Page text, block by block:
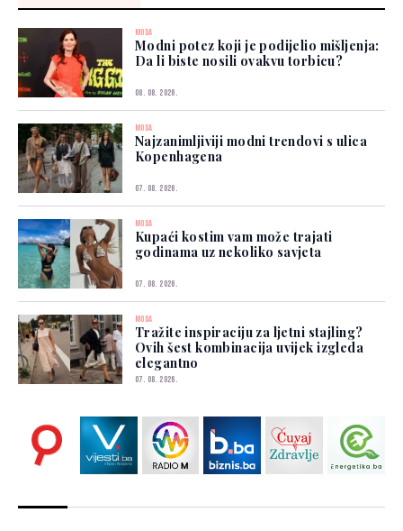
MODA
Modni potez koji je podijelio mišljenja:
Da li biste nosili ovakvu torbicu?
08. 08. 2026.
MODA
Najzanimljiviji modni trendovi s ulica
Kopenhagena
07. 08. 2026.
MODA
Kupaći kostim vam može trajati
godinama uz nekoliko savjeta
07. 08. 2026.
MODA
Tražite inspiraciju za ljetni stajling?
Ovih šest kombinacija uvijek izgleda
elegantno
07. 08. 2026.